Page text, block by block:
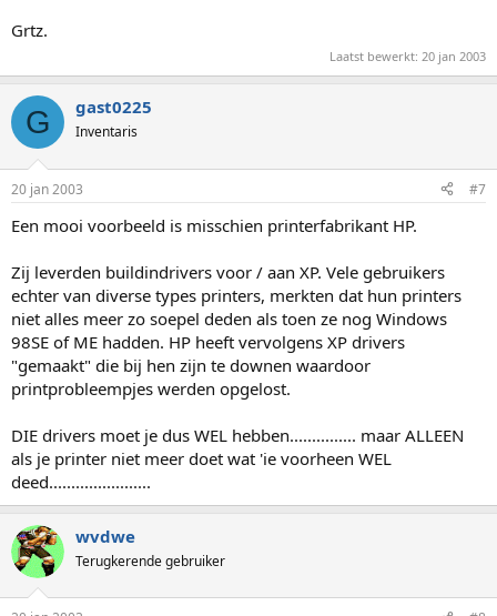
Grtz.
Laatst bewerkt: 20 jan 2003
G gast0225
Inventaris
20 jan 2003 #7
Een mooi voorbeeld is misschien printerfabrikant HP.
Zij leverden buildindrivers voor / aan XP. Vele gebruikers
echter van diverse types printers, merkten dat hun printers
niet alles meer zo soepel deden als toen ze nog Windows
98SE of ME hadden. HP heeft vervolgens XP drivers
"gemaakt" die bij hen zijn te downen waardoor
printprobleempjes werden opgelost.
DIE drivers moet je dus WEL hebben............... maar ALLEEN
als je printer niet meer doet wat 'ie voorheen WEL
deed.......................
wvdwe
Terugkerende gebruiker